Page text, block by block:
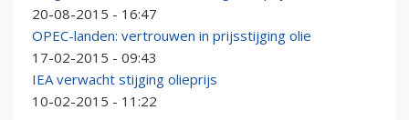
20-08-2015 - 16:47
OPEC-landen: vertrouwen in prijsstijging olie
17-02-2015 - 09:43
IEA verwacht stijging olieprijs
10-02-2015 - 11:22